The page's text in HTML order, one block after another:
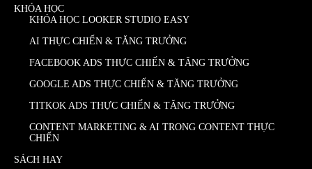
KHÓA HỌC
KHÓA HỌC LOOKER STUDIO EASY
AI THỰC CHIẾN & TĂNG TRƯỞNG
FACEBOOK ADS THỰC CHIẾN & TĂNG TRƯỞNG
GOOGLE ADS THỰC CHIẾN & TĂNG TRƯỞNG
TITKOK ADS THỰC CHIẾN & TĂNG TRƯỞNG
CONTENT MARKETING & AI TRONG CONTENT THỰC
CHIẾN
SÁCH HAY